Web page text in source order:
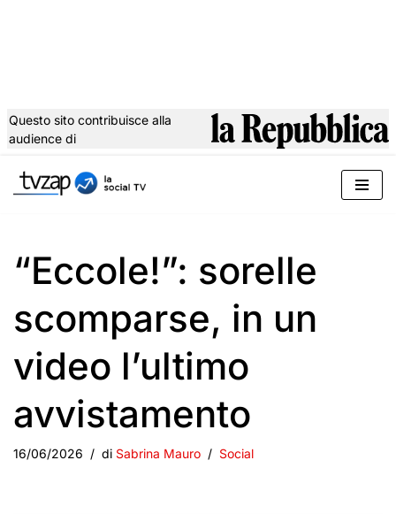
al
Questo sito contribuisce alla
audience di
“Eccole!”: sorelle
scomparse, in un
video l’ultimo
avvistamento
16/06/2026 di Sabrina Mauro Social